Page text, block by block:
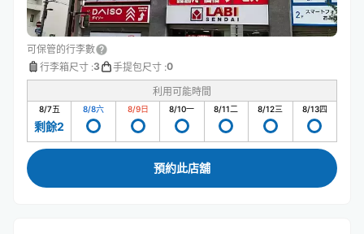
可保管的行李數
行李箱尺寸 :3 手提包尺寸 :0
利用可能時間
8/7五
剩餘2
8/8六 8/9日 8/10一 8/11二 8/12三 8/13四
預約此店舖